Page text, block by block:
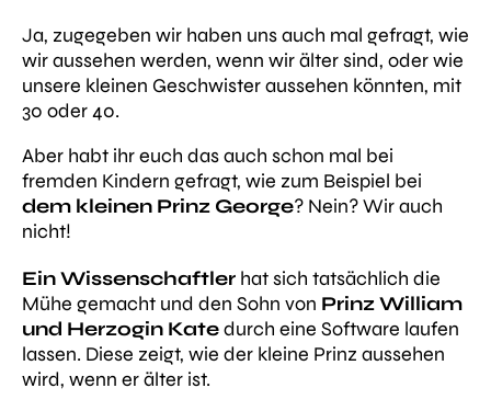
Ja, zugegeben wir haben uns auch mal gefragt, wie
wir aussehen werden, wenn wir älter sind, oder wie
unsere kleinen Geschwister aussehen könnten, mit
30 oder 40.
Aber habt ihr euch das auch schon mal bei
fremden Kindern gefragt, wie zum Beispiel bei
dem kleinen Prinz George? Nein? Wir auch
nicht!
Ein Wissenschaftler hat sich tatsächlich die
Mühe gemacht und den Sohn von Prinz William
und Herzogin Katedurch eine Software laufen
lassen. Diese zeigt, wie der kleine Prinz aussehen
wird, wenn er älter ist.